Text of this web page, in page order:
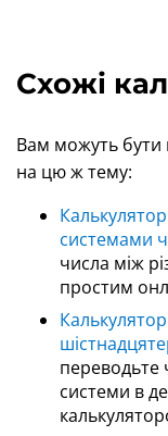
Схожі
Вам можуть бути
на цю ж тему:
системами
числа між
простим
переводьте
системи в